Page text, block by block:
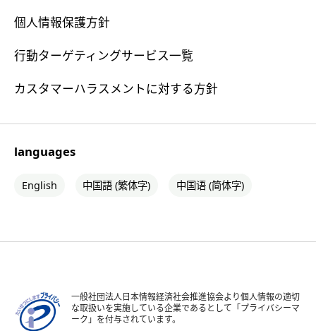
個人情報保護方針
行動ターゲティングサービス一覧
カスタマーハラスメントに対する方針
languages
English 中国語 (繁体字) 中国语 (简体字)
一般社団法人日本情報経済社会推進協会より個人情報の適切
な取扱いを実施している企業であるとして「プライバシーマ
ーク」を付与されています。